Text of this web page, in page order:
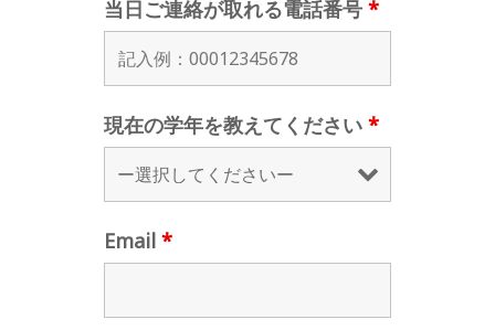
当日ご連絡が取れる電話番号 *
現在の学年を教えてください *
Email *